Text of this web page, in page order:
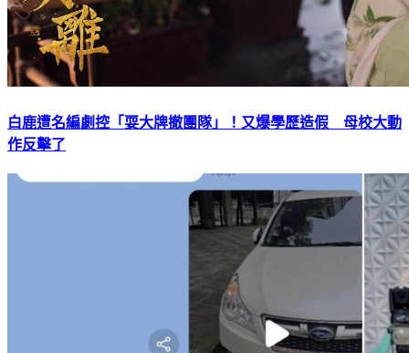
白鹿遭名編劇控「耍大牌撤團隊」！又爆學歷造假 母校大動
作反擊了